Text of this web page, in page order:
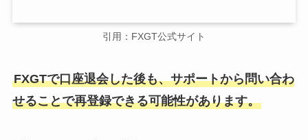
引用：FXGT公式サイト
FXGTで口座退会した後も、サポートから問い合わ
せることで再登録できる可能性があります。